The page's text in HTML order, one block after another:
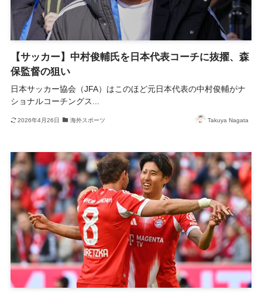
【サッカー】中村俊輔氏を日本代表コーチに抜擢、森
保監督の狙い
日本サッカー協会（JFA）はこのほど元日本代表の中村俊輔がナ
ショナルコーチングス...
2026年4月26日 海外スポーツ Takuya Nagata